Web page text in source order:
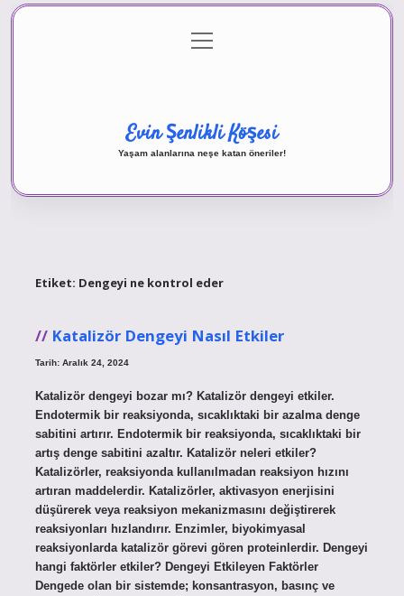
Gizlilik Politikası
menüyü
aç
Evin Şenlikli Köşesi
Yaşam alanlarına neşe katan öneriler!
Etiket: Dengeyi ne kontrol eder
Katalizör Dengeyi Nasıl Etkiler
Tarih: Aralık 24, 2024
Katalizör dengeyi bozar mı? Katalizör dengeyi etkiler.
Endotermik bir reaksiyonda, sıcaklıktaki bir azalma denge
sabitini artırır. Endotermik bir reaksiyonda, sıcaklıktaki bir
artış denge sabitini azaltır. Katalizör neleri etkiler?
Katalizörler, reaksiyonda kullanılmadan reaksiyon hızını
artıran maddelerdir. Katalizörler, aktivasyon enerjisini
düşürerek veya reaksiyon mekanizmasını değiştirerek
reaksiyonları hızlandırır. Enzimler, biyokimyasal
reaksiyonlarda katalizör görevi gören proteinlerdir. Dengeyi
hangi faktörler etkiler? Dengeyi Etkileyen Faktörler
Dengede olan bir sistemde; konsantrasyon, basınç ve